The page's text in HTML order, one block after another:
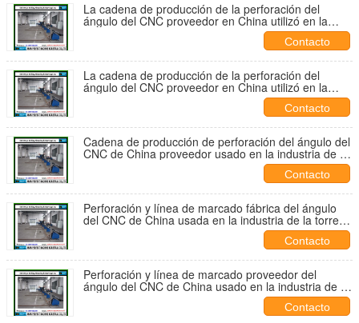
La cadena de producción de la perforación del
ángulo del CNC proveedor en China utilizó en la
línea de la torre de la transmisión (BL2532)
Contacto
La cadena de producción de la perforación del
ángulo del CNC proveedor en China utilizó en la
industria de la torre de la transmisión (BL2532)
Contacto
Cadena de producción de perforación del ángulo del
CNC de China proveedor usado en la industria de la
Contacto
Perforación y línea de marcado fábrica del ángulo
del CNC de China usada en la industria de la torre
Contacto
Perforación y línea de marcado proveedor del
ángulo del CNC de China usado en la industria de la
Contacto